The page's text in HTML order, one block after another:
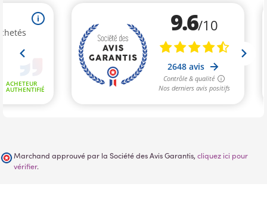
Marchand approuvé par la Société des Avis Garantis, cliquez ici pour
vérifier.